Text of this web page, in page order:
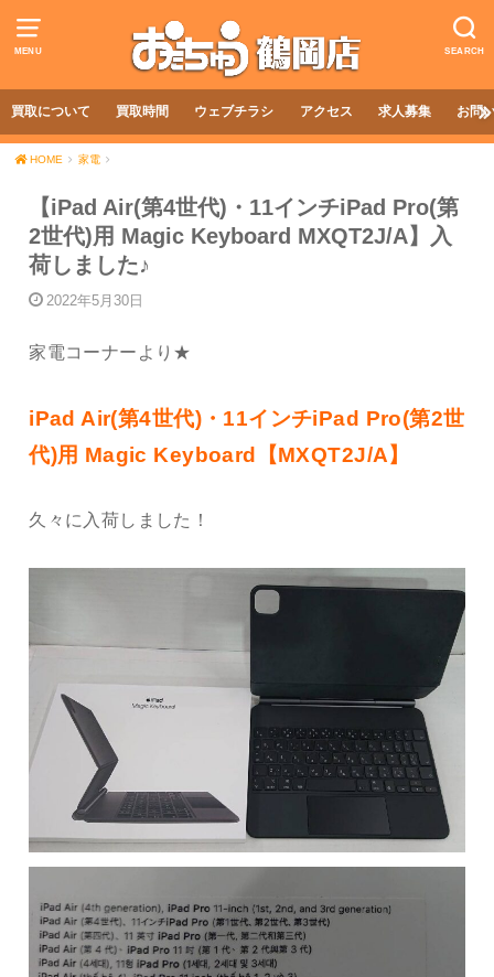
MENU SEARCH
買取について 買取時間 ウェブチラシ アクセス 求人募集 お問
HOME 家電
【iPad Air(第4世代)・11インチiPad Pro(第
2世代)用 Magic Keyboard MXQT2J/A】入
荷しました♪
2022年5月30日
家電コーナーより★
iPad Air(第4世代)・11インチiPad Pro(第2世
代)用 Magic Keyboard【MXQT2J/A】
久々に入荷しました！